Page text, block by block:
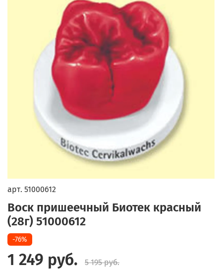
арт. 51000612
Воск пришеечный Биотек красный
(28г) 51000612
-76%
1 249 руб.
5 195 руб.